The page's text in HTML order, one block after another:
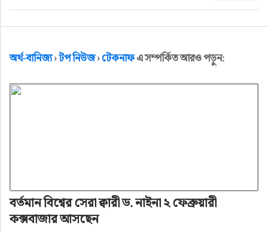
অর্থ-বানিজ্য›টপ নিউজ›টেকনাফএ সম্পর্কিত আরও পড়ুন:
বর্তমান বিশ্বের সেরা ক্বারী ড. নাইনা ২ ফেব্রুয়ারী
কক্সবাজার আসছেন